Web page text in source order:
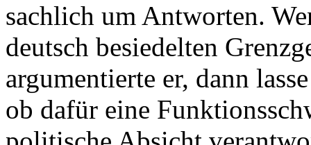
sachlich um Antworten.
deutsch besiedelten
argumentierte er, dann
ob dafür eine